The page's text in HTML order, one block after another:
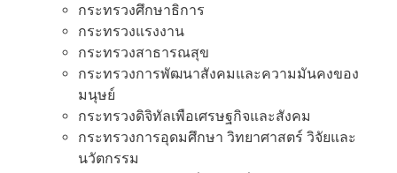
กระทรวงศึกษาธิการ
กระทรวงแรงงาน
กระทรวงสาธารณสุข
กระทรวงการพัฒนาสังคมและความมันคงของ
มนุษย์
กระทรวงดิจิทัลเพือเศรษฐกิจและสังคม
กระทรวงการอุดมศึกษา วิทยาศาสตร์ วิจัยและ
นวัตกรรม